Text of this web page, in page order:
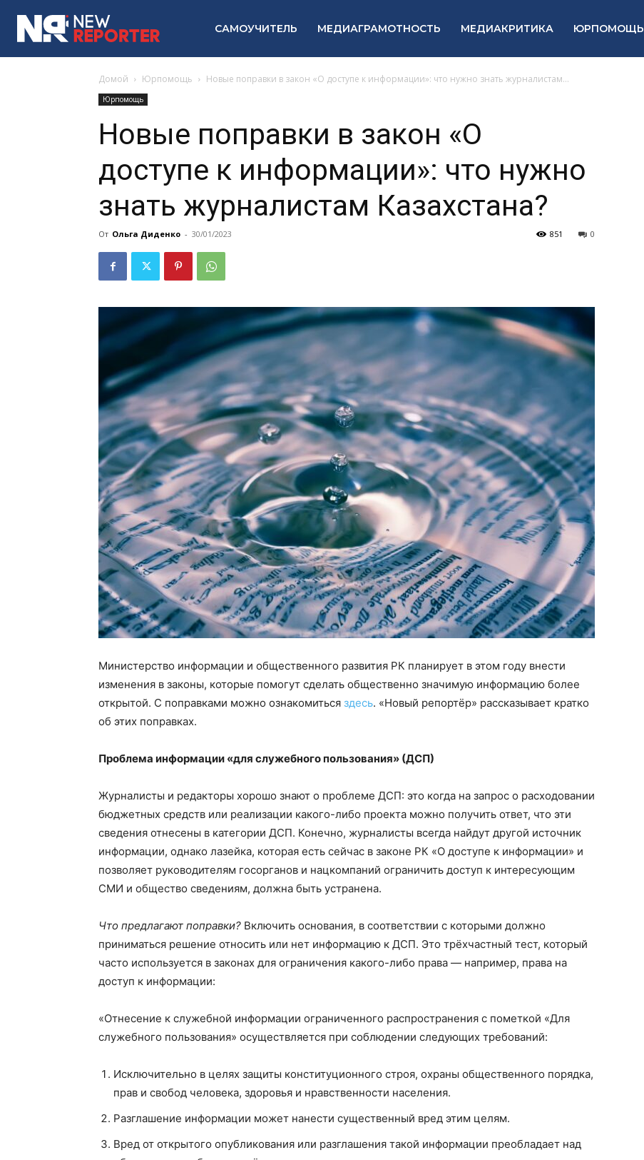
САМОУЧИТЕЛЬ МЕДИАГРАМОТНОСТЬ МЕДИАКРИТИКА ЮРПОМОЩЬ
Домой Юрпомощь Новые поправки в закон «О доступе к информации»: что нужно знать журналистам...
Юрпомощь
Новые поправки в закон «О
доступе к информации»: что нужно
знать журналистам Казахстана?
От Ольга Диденко - 30/01/2023 0
851
Министерство информации и общественного развития РК планирует в этом году внести
изменения в законы, которые помогут сделать общественно значимую информацию более
открытой. С поправками можно ознакомиться здесь. «Новый репортёр» рассказывает кратко
об этих поправках.
Проблема информации «для служебного пользования» (ДСП)
Журналисты и редакторы хорошо знают о проблеме ДСП: это когда на запрос о расходовании
бюджетных средств или реализации какого-либо проекта можно получить ответ, что эти
сведения отнесены в категории ДСП. Конечно, журналисты всегда найдут другой источник
информации, однако лазейка, которая есть сейчас в законе РК «О доступе к информации» и
позволяет руководителям госорганов и нацкомпаний ограничить доступ к интересующим
СМИ и общество сведениям, должна быть устранена.
Что предлагают поправки? Включить основания, в соответствии с которыми должно
приниматься решение относить или нет информацию к ДСП. Это трёхчастный тест, который
часто используется в законах для ограничения какого-либо права — например, права на
доступ к информации:
«Отнесение к служебной информации ограниченного распространения с пометкой «Для
служебного пользования» осуществляется при соблюдении следующих требований:
Исключительно в целях защиты конституционного строя, охраны общественного порядка,
прав и свобод человека, здоровья и нравственности населения.
Разглашение информации может нанести существенный вред этим целям.
Вред от открытого опубликования или разглашения такой информации преобладает над